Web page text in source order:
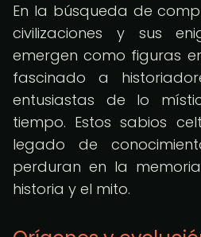
En la búsqueda de
civilizaciones y sus
emergen como figuras
fascinado a
entusiastas de lo
tiempo. Estos sabios
legado de
perduran en la
historia y el mito.